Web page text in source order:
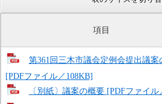
項目
第361回三木市議会定例会提出議案
[PDFファイル／108KB]
〔別紙〕議案の概要 [PDFファイル